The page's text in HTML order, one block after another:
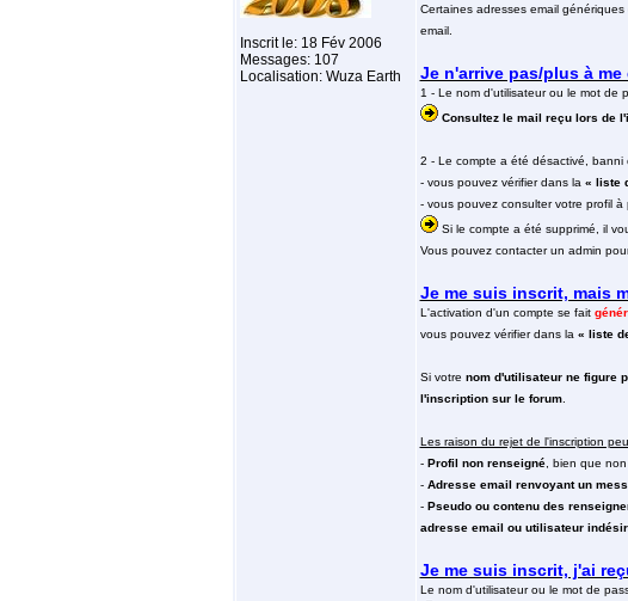
Inscrit le: 18 Fév 2006
Messages: 107
Localisation: Wuza Earth
Certaines adresses email
email.
Je n'arrive pas/plus à me
1 - Le nom d'utilisateur ou le mot de
Consultez le mail reçu lors de
2 - Le compte a été désactivé, banni
- vous pouvez vérifier dans la « liste
- vous pouvez consulter votre profil à
Si le compte a été supprimé, il
Vous pouvez contacter un admin
Je me suis inscrit, mais
L'activation d'un compte se fait
vous pouvez vérifier dans la « liste
Si votre nom d'utilisateur ne figure
l'inscription sur le forum.
Les raison du rejet de l'inscription
- Profil non renseigné, bien que non
- Adresse email renvoyant un
- Pseudo ou contenu des
adresse email ou utilisateur
Je me suis inscrit, j'ai
Le nom d'utilisateur ou le mot de